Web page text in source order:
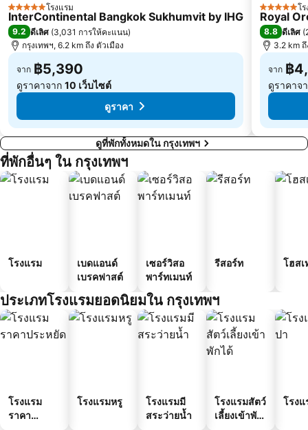
สยามเซ็นเตอร์
เอ็มอาร์ที กระทรวงสาธารณสุข
บีทีเอส สะพานควาย
บีทีเอส สะพานตากสิน
บีทีเอส อนุสาวรีย์ชัยสมรภูมิ
บีทีเอส บางนา
5 ดาว โรงแรม
InterContinental Bangkok Sukhumvit by IHG
9.2 ดีเลิศ (3,031 การให้คะแนน)
กรุงเทพฯ, 6.2 km ถึง ตัวเมือง
จาก ฿5,390
ดูราคาจาก 10 เว็บไซต์
ดูราคา
5 ดาว โ
Royal
8.8 ดีเลิศ (
3.2 km
จาก ฿
ดูราคาจ
ดูที่พักทั้งหมดใน กรุงเทพฯ
ที่พักอื่นๆ ใน กรุงเทพฯ
โรงแรม
เบดแอนด์
เบรคฟาสต์
เซอร์วิสอ
พาร์ทเมนท์
รีสอร์ท โฮสเ
ประเภทโรงแรมยอดนิยมใน กรุงเทพฯ
โรงแรม
ราคา
โรงแรมหรู
โรงแรมมี
สระว่ายน้ำ
โรงแรมสัตว์
เลี้ยงเข้าพัก
โรง